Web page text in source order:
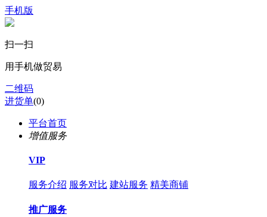
手机版
扫一扫
用手机做贸易
二维码
进货单(0)
平台首页
增值服务
VIP
服务介绍 服务对比 建站服务 精美商铺
推广服务